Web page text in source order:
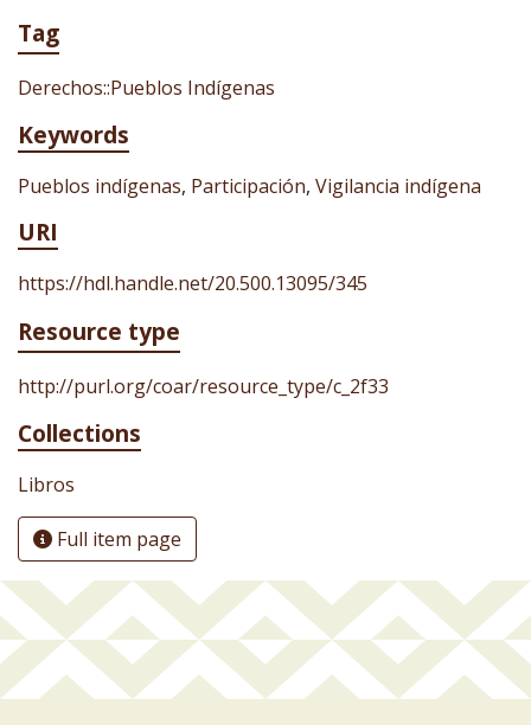
Tag
Derechos::Pueblos Indígenas
Keywords
Pueblos indígenas, Participación, Vigilancia indígena
URI
https://hdl.handle.net/20.500.13095/345
Resource type
http://purl.org/coar/resource_type/c_2f33
Collections
Libros
Full item page